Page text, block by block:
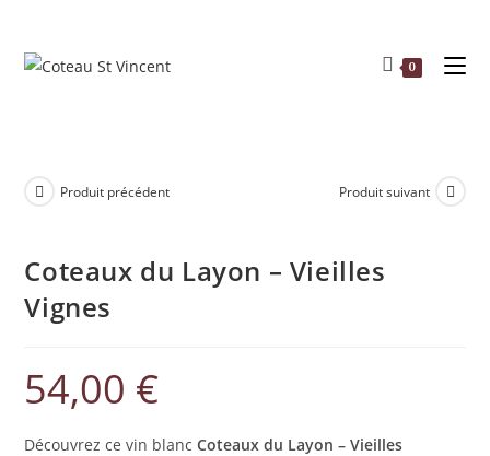
content
0
Produit précédent Produit suivant
Coteaux du Layon – Vieilles
Vignes
54,00 €
Découvrez ce vin blanc Coteaux du Layon – Vieilles